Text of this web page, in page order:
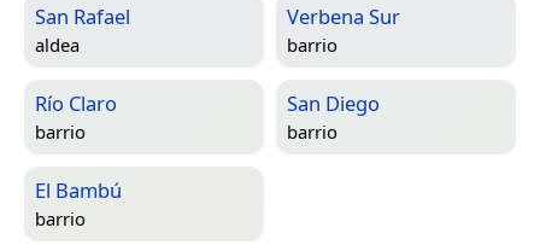
San Rafael
aldea
Verbena Sur
barrio
Río Claro
barrio
San Diego
barrio
El Bambú
barrio